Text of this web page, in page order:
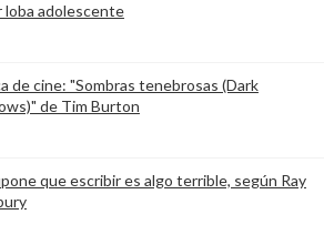
loba adolescente
de cine: "Sombras tenebrosas (Dark
de Tim Burton
que escribir es algo terrible, según Ray